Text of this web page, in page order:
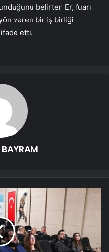
belirten Er, fuarı
veren bir iş birliği
etti.